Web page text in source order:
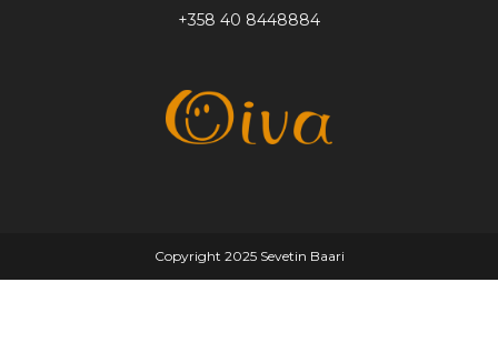
+358 40 8448884
Copyright 2025 Sevetin Baari